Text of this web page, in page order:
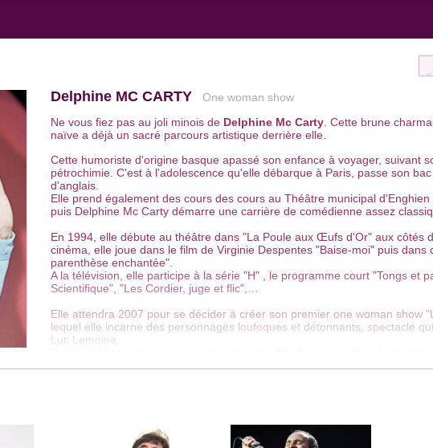
Delphine MC CARTY
One woman show
Ne vous fiez pas au joli minois de Delphine Mc Carty . Cette brune
naïve a déjà un sacré parcours artistique derrière elle.
Cette humoriste d'origine basque apassé son enfance à voyager, suivant
pétrochimie. C'est à l'adolescence qu'elle débarque à Paris, passe son
d'anglais.
Elle prend également des cours des cours au Théâtre municipal d'Enghien
puis Delphine Mc Carty démarre une carrière de comédienne assez
En 1994, elle débute au théâtre dans "La Poule aux Œufs d'Or" aux côtés
cinéma, elle joue dans le film de Virginie Despentes "Baise-moi" puis dans
parenthèse enchantée".
A la télévision, elle participe à la série "H" , le programme court "Tongs et
Scientifique", "Les Cordier, juge et flic",…
Elle attendra 2007 pour se décider à créer son premier one woman show
lequel elle incarne des personnages loufoques et détonnants, spectacle
Luc Lemoine
Jlo 93 et BCBG 75
". Le contraste entre son joli minois et le côté trash
personnages séduisent le public. Le succès est immédiat puisque le